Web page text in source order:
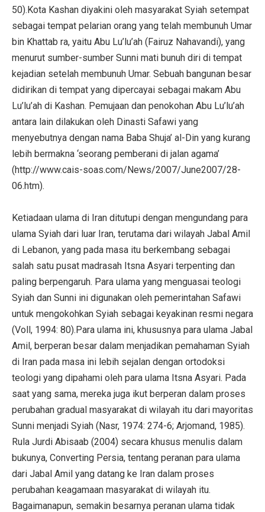
50).Kota Kashan diyakini oleh masyarakat Syiah setempat
sebagai tempat pelarian orang yang telah membunuh Umar
bin Khattab ra, yaitu Abu Lu’lu’ah (Fairuz Nahavandi), yang
menurut sumber-sumber Sunni mati bunuh diri di tempat
kejadian setelah membunuh Umar. Sebuah bangunan besar
didirikan di tempat yang dipercayai sebagai makam Abu
Lu’lu’ah di Kashan. Pemujaan dan penokohan Abu Lu’lu’ah
antara lain dilakukan oleh Dinasti Safawi yang
menyebutnya dengan nama Baba Shuja’ al-Din yang kurang
lebih bermakna ‘seorang pemberani di jalan agama’
(http://www.cais-soas.com/News/2007/June2007/28-
06.htm).
Ketiadaan ulama di Iran ditutupi dengan mengundang para
ulama Syiah dari luar Iran, terutama dari wilayah Jabal Amil
di Lebanon, yang pada masa itu berkembang sebagai
salah satu pusat madrasah Itsna Asyari terpenting dan
paling berpengaruh. Para ulama yang menguasai teologi
Syiah dan Sunni ini digunakan oleh pemerintahan Safawi
untuk mengokohkan Syiah sebagai keyakinan resmi negara
(Voll, 1994: 80).Para ulama ini, khususnya para ulama Jabal
Amil, berperan besar dalam menjadikan pemahaman Syiah
di Iran pada masa ini lebih sejalan dengan ortodoksi
teologi yang dipahami oleh para ulama Itsna Asyari. Pada
saat yang sama, mereka juga ikut berperan dalam proses
perubahan gradual masyarakat di wilayah itu dari mayoritas
Sunni menjadi Syiah (Nasr, 1974: 274-6; Arjomand, 1985).
Rula Jurdi Abisaab (2004) secara khusus menulis dalam
bukunya, Converting Persia, tentang peranan para ulama
dari Jabal Amil yang datang ke Iran dalam proses
perubahan keagamaan masyarakat di wilayah itu.
Bagaimanapun, semakin besarnya peranan ulama tidak